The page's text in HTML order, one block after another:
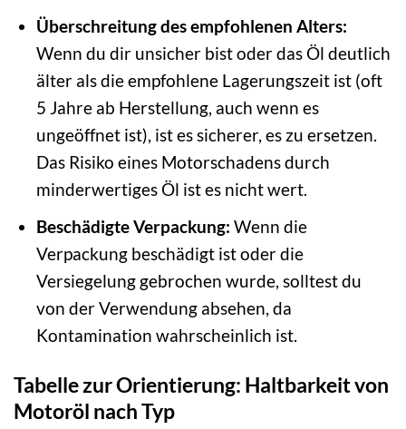
Überschreitung des empfohlenen Alters:
Wenn du dir unsicher bist oder das Öl deutlich
älter als die empfohlene Lagerungszeit ist (oft
5 Jahre ab Herstellung, auch wenn es
ungeöffnet ist), ist es sicherer, es zu ersetzen.
Das Risiko eines Motorschadens durch
minderwertiges Öl ist es nicht wert.
Beschädigte Verpackung: Wenn die
Verpackung beschädigt ist oder die
Versiegelung gebrochen wurde, solltest du
von der Verwendung absehen, da
Kontamination wahrscheinlich ist.
Tabelle zur Orientierung: Haltbarkeit von
Motoröl nach Typ